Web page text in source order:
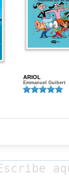
ARIOL
Emmanuel Guibert